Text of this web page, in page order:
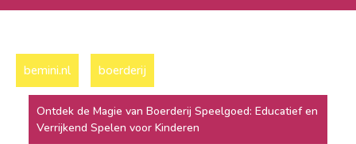
bemini.nl boerderij
Ontdek de Magie van Boerderij Speelgoed: Educatief en
Verrijkend Spelen voor Kinderen